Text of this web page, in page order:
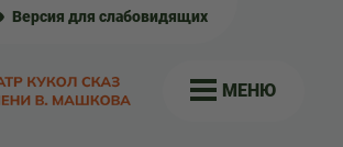
Версия для слабовидящих
МЕНЮ